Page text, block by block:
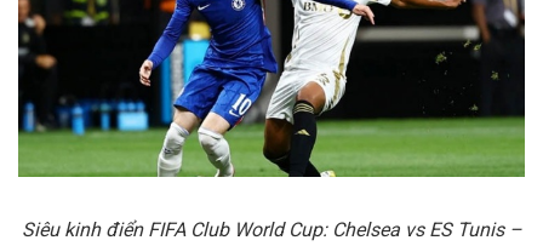
Siêu kinh điển FIFA Club World Cup: Chelsea vs ES Tunis –